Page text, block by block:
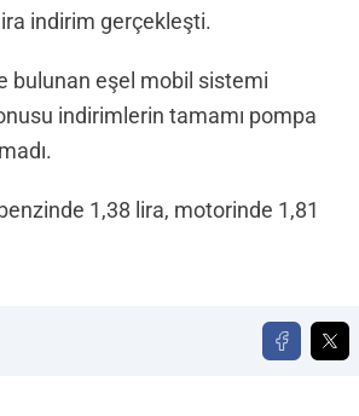
indirim gerçekleşti.
bulunan eşel mobil sistemi
indirimlerin tamamı pompa
1,38 lira, motorinde 1,81